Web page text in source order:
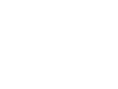
e mais.